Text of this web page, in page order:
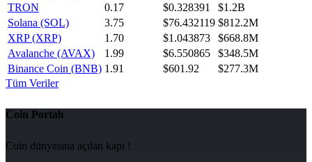
TRON
0.17 $0.328391
$1.2B
Solana (SOL)
3.75 $76.432119 $812.2M
XRP (XRP)
1.70 $1.043873
$668.8M
Avalanche (AVAX)
1.99 $6.550865
$348.5M
Binance Coin (BNB) 1.91 $601.92
$277.3M
Tüm Veriler
Coin Portalı
Coin dünyasına açılan kapı !